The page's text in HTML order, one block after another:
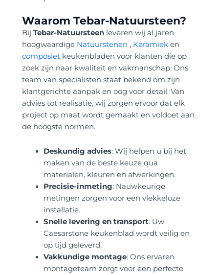
Waarom Tebar-Natuursteen?
Bij Tebar-Natuursteen leveren wij al jaren
hoogwaardige Natuurstenen , Keramiek en
composiet keukenbladen voor klanten die op
zoek zijn naar kwaliteit en vakmanschap. Ons
team van specialisten staat bekend om zijn
klantgerichte aanpak en oog voor detail. Van
advies tot realisatie, wij zorgen ervoor dat elk
project op maat wordt gemaakt en voldoet aan
de hoogste normen.
Deskundig advies: Wij helpen u bij het
maken van de beste keuze qua
materialen, kleuren en afwerkingen.
Precisie-inmeting: Nauwkeurige
metingen zorgen voor een vlekkeloze
installatie.
Snelle levering en transport: Uw
Caesarstone keukenblad wordt veilig en
op tijd geleverd.
Vakkundige montage: Ons ervaren
montageteam zorgt voor een perfecte